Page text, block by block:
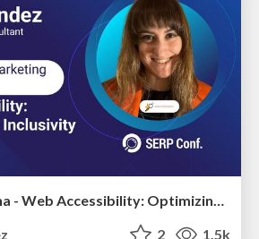
SERP Conf. Vienna - Web Accessibility: Optimizing for Inclusivity and SEO
2 1.5k